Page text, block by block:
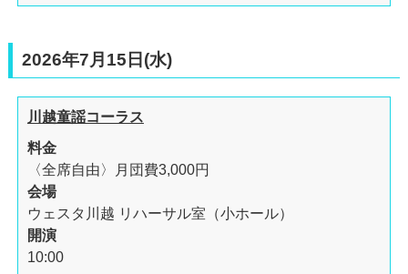
2026年7月15日(水)
川越童謡コーラス
料金
〈全席自由〉月団費3,000円
会場
ウェスタ川越 リハーサル室（小ホール）
開演
10:00